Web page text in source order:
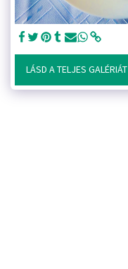
LÁSD A TELJES GALÉRIÁT